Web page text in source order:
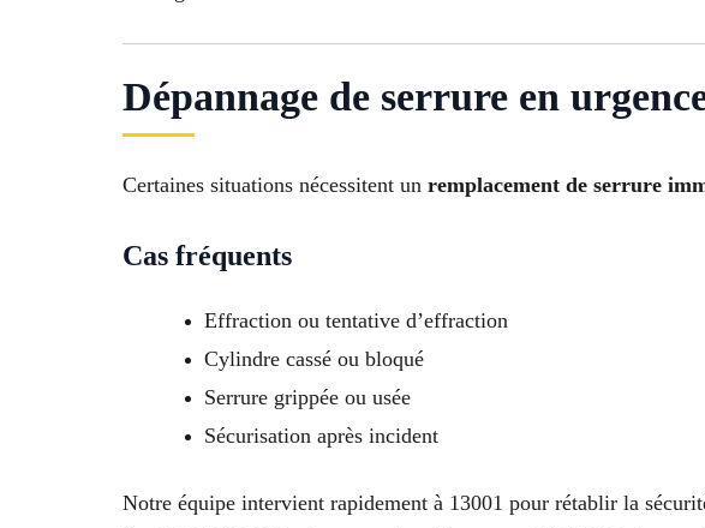
Dépannage de serrure en
Certaines situations nécessitent un remplacement de serrure
Cas fréquents
Effraction ou tentative d’effraction
Cylindre cassé ou bloqué
Serrure grippée ou usée
Sécurisation après incident
Notre équipe intervient rapidement à 13001 pour rétablir la